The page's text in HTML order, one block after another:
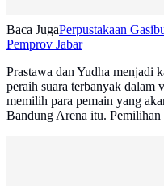
Baca JugaPerpustakaan
Pemprov Jabar
Prastawa dan Yudha menjadi
peraih suara terbanyak dalam
memilih para pemain yang
Bandung Arena itu.